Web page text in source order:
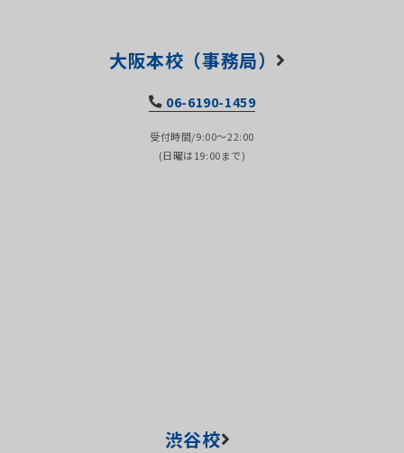
大阪本校（事務局）
06-6190-1459
受付時間/9:00～22:00
(日曜は19:00まで)
渋谷校